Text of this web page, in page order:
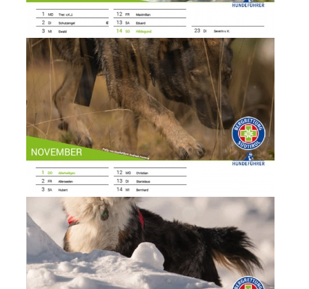
Rapporti annuali